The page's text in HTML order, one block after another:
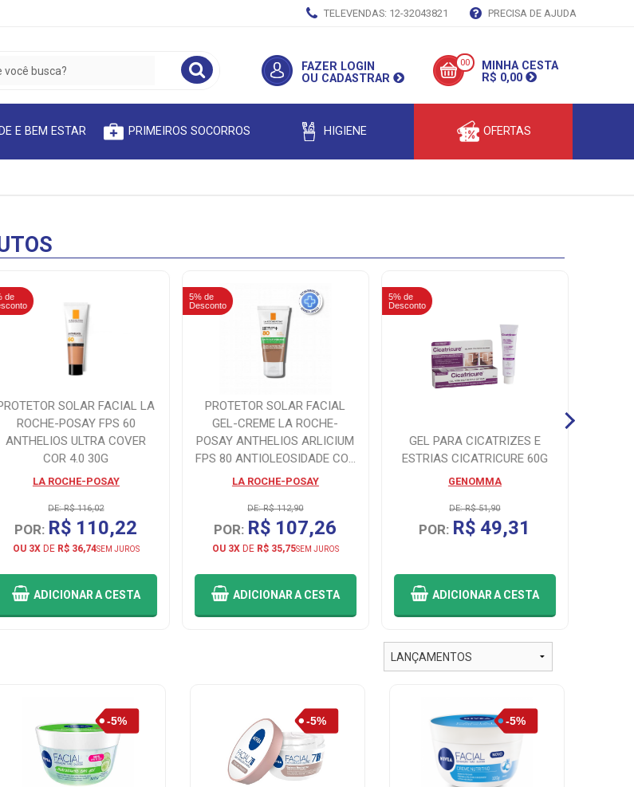
TELEVENDAS: 12-32043821 PRECISA DE AJUDA
FAZER LOGIN
OU CADASTRAR
00
MINHA CESTA
R$ 0,00
E BEM ESTAR PRIMEIROS SOCORROS HIGIENE OFERTAS
de
SOLAR FACIAL LA
ROCHE-POSAY FPS 60
ANTHELIOS ULTRA COVER
COR 4.0 30G
LA ROCHE-POSAY
DE: R$ 116,02
POR: R$ 110,22
OU 3XDE R$ 36,74SEM JUROS
ADICIONARA CESTA
5% de
Desconto
PROTETOR SOLAR FACIAL
GEL-CREME LA ROCHE-
POSAY ANTHELIOS ARLICIUM
FPS 80 ANTIOLEOSIDADE COR
4.0 40G
LA ROCHE-POSAY
DE: R$ 112,90
POR: R$ 107,26
OU 3XDE R$ 35,75SEM JUROS
ADICIONARA CESTA
5% de
Desconto
GEL PARA CICATRIZES E
ESTRIAS CICATRICURE 60G
GENOMMA
DE: R$ 51,90
POR: R$ 49,31
ADICIONARA CESTA